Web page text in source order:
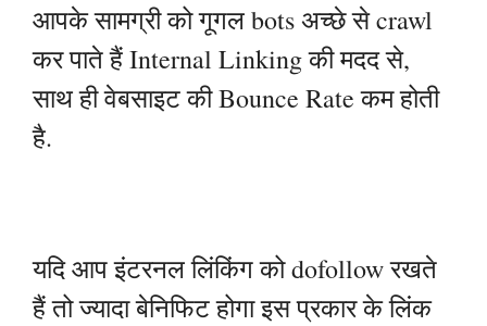
आपके सामग्री को गूगल bots अच्छे से crawl
कर पाते हैं Internal Linking की मदद से,
साथ ही वेबसाइट की Bounce Rate कम होती
है.
यदि आप इंटरनल लिंकिंग को dofollow रखते
हैं तो ज्यादा बेनिफिट होगा इस प्रकार के लिंक